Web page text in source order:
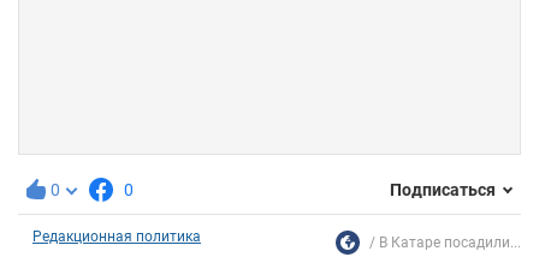
0 0 Подписаться
Редакционная политика В Катаре посадили...